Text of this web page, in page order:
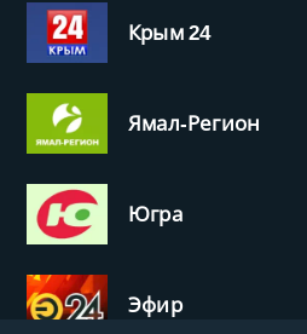
Крым 24
Ямал-Регион
Югра
Эфир